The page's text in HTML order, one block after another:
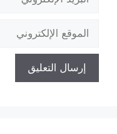
الإلكتروني
الموقع
الإلكتروني